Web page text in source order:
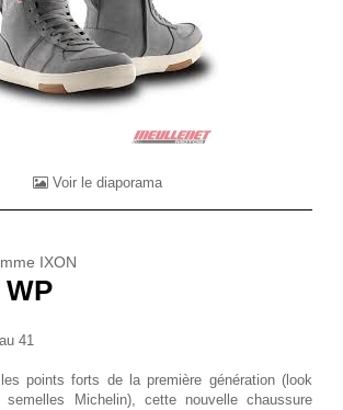
Voir le diaporama
IXON
41
points forts de la première génération (look
semelles Michelin), cette nouvelle chaussure